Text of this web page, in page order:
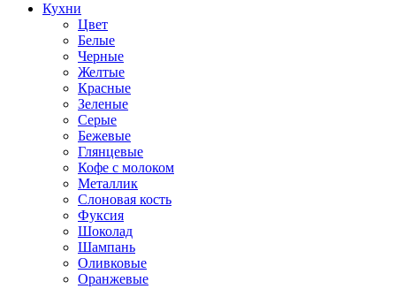
Кухни
Цвет
Белые
Черные
Желтые
Красные
Зеленые
Серые
Бежевые
Глянцевые
Кофе с молоком
Металлик
Слоновая кость
Фуксия
Шоколад
Шампань
Оливковые
Оранжевые